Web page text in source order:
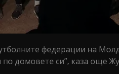
федерации на
домовете си”, каза още